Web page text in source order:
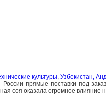
культуры, Узбекистан,
прямые поставки под
соя оказала огромное влияние